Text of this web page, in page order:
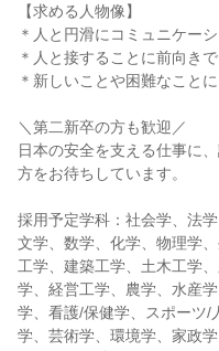
【求める人物像】
＊人と円滑にコミュニケー
＊人と接することに前向き
＊新しいことや困難なこと
＼第二新卒の方も歓迎／
日本の安全を支える仕事に
方をお待ちしています。
採用予定学科：社会学、法
文学、数学、化学、物理学
工学、建築工学、土木工学
学、経営工学、農学、水産
学、看護/保健学、スポーツ/
学、芸術学、環境学、家政学